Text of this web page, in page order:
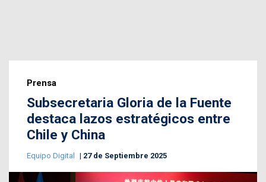
Prensa
Subsecretaria Gloria de la Fuente
destaca lazos estratégicos entre
Chile y China
Equipo Digital 27 de Septiembre 2025